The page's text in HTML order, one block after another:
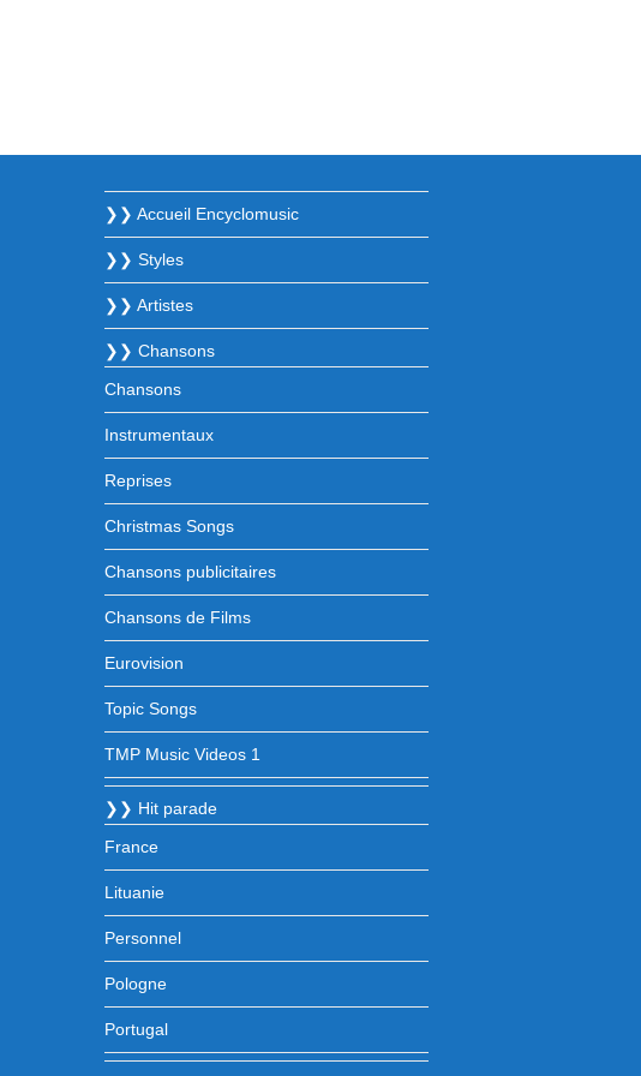
❯❯ Accueil Encyclomusic
❯❯ Styles
❯❯ Artistes
❯❯ Chansons
Chansons
Instrumentaux
Reprises
Christmas Songs
Chansons publicitaires
Chansons de Films
Eurovision
Topic Songs
TMP Music Videos 1
❯❯ Hit parade
France
Lituanie
Personnel
Pologne
Portugal